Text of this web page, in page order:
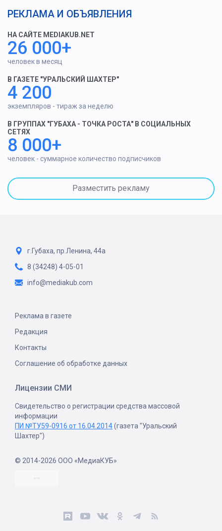
РЕКЛАМА И ОБЪЯВЛЕНИЯ
НА САЙТЕ MEDIAKUB.NET
26 000+
человек в месяц
В ГАЗЕТЕ "УРАЛЬСКИЙ ШАХТЕР"
4 200
экземпляров - тираж за неделю
В ГРУППАХ "ГУБАХА - ТОЧКА РОСТА" В СОЦИАЛЬНЫХ
СЕТЯХ
8 000+
человек - суммарное количество подписчиков
Разместить рекламу
г.Губаха, пр.Ленина, 44а
8 (34248) 4-05-01
info@mediakub.com
Реклама в газете
Редакция
Контакты
Соглашение об обработке данных
Лицензии СМИ
Свидетельство о регистрации средства массовой
информации
ПИ №ТУ59-0916 от 16.04.2014(газета "Уральский
Шахтер")
© 2014-2026 ООО «МедиаКУБ»